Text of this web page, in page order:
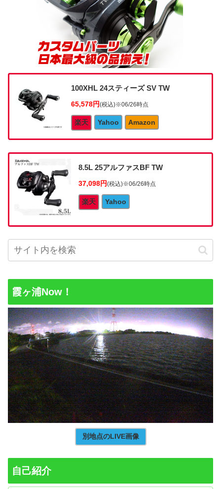
100XHL 24スティーズ SV TW
65,578円(税込)※06/26時点
楽天 Yahoo Amazon
8.5L 25アルファスBF TW
37,098円(税込)※06/26時点
楽天 Yahoo
霞ヶ浦Now！
別地点のLIVE画像
自己紹介